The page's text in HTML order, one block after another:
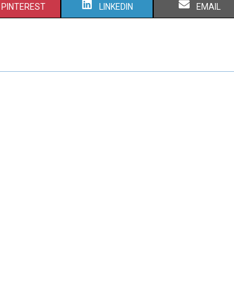
S
R
PINTEREST S
R
LINKEDIN S
R
EMAIL